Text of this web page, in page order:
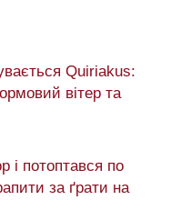
Quiriakus:
вітер та
і потоптався по
за ґрати на